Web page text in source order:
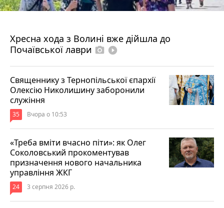
Хресна хода з Волині вже дійшла до
Почаївської лаври photo_camera play_circle_filled
Священнику з Тернопільської єпархії
Олексію Николишину заборонили
служіння
35 Вчора о 10:53
«Треба вміти вчасно піти»: як Олег
Соколовський прокоментував
призначення нового начальника
управління ЖКГ
24 3 серпня 2026 р.